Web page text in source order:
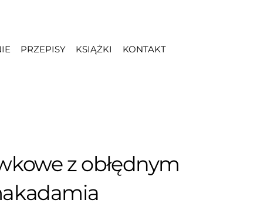
PRZEPISY KSIĄŻKI KONTAKT
z obłędnym